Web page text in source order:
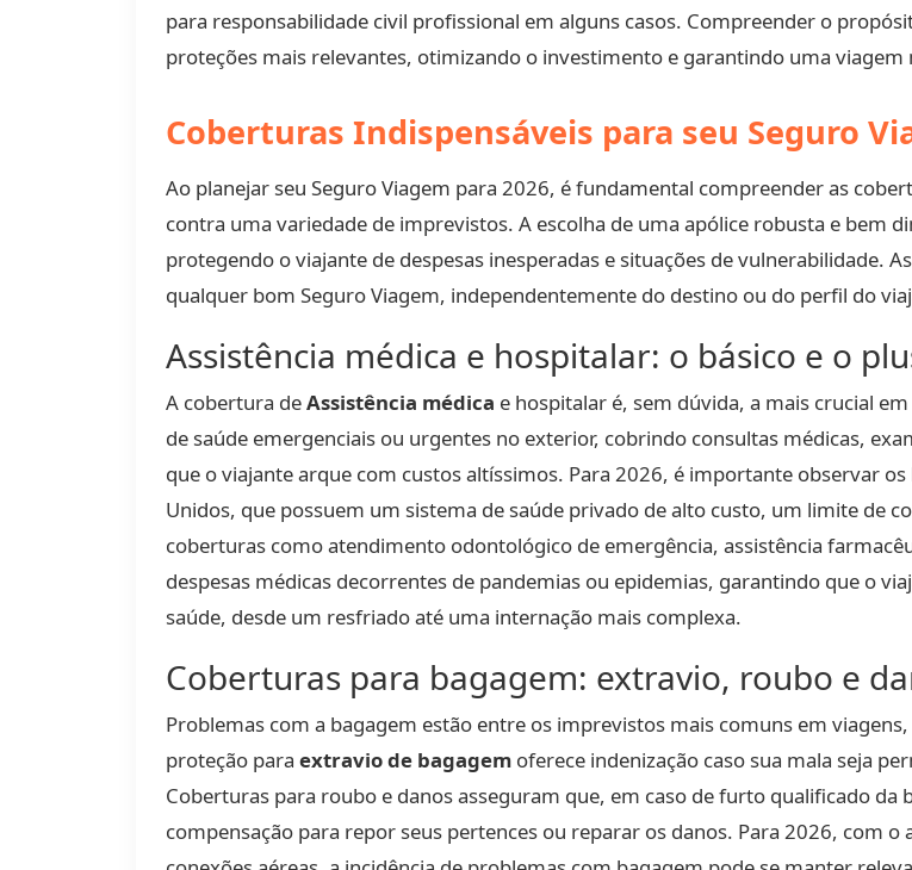
para responsabilidade civil profissional em alguns casos. Compreender o
proteções mais relevantes, otimizando o investimento e garantindo uma viagem
Coberturas Indispensáveis para seu Seguro
Ao planejar seu Seguro Viagem para 2026, é fundamental compreender as
contra uma variedade de imprevistos. A escolha de uma apólice robusta e bem
protegendo o viajante de despesas inesperadas e situações de vulnerabilidade.
qualquer bom Seguro Viagem, independentemente do destino ou do perfil do
Assistência médica e hospitalar: o básico e o
A cobertura deAssistência médica e hospitalar é, sem dúvida, a mais crucial
de saúde emergenciais ou urgentes no exterior, cobrindo consultas médicas,
que o viajante arque com custos altíssimos. Para 2026, é importante observar
Unidos, que possuem um sistema de saúde privado de alto custo, um limite de
coberturas como atendimento odontológico de emergência, assistência
despesas médicas decorrentes de pandemias ou epidemias, garantindo que o
saúde, desde um resfriado até uma internação mais complexa.
Coberturas para bagagem: extravio, roubo e
Problemas com a bagagem estão entre os imprevistos mais comuns em
proteção para extravio de bagagem oferece indenização caso sua mala seja
Coberturas para roubo e danos asseguram que, em caso de furto qualificado
compensação para repor seus pertences ou reparar os danos. Para 2026, com